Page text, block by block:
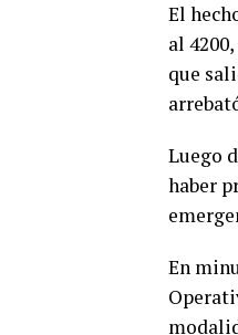
El
al
que
Luego
haber
En